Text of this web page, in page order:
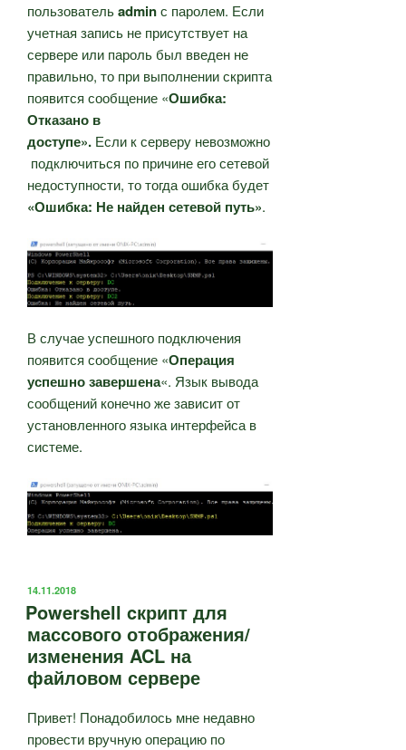
пользовательadminс паролем. Если
учетная запись не присутствует на
сервере или пароль был введен не
правильно, то при выполнении скрипта
появится сообщение «Ошибка:
Отказано в
доступе». Если к серверу невозможно
подключиться по причине его сетевой
недоступности, то тогда ошибка будет
«Ошибка: Не найден сетевой путь».
В случае успешного подключения
появится сообщение «Операция
успешно завершена«. Язык вывода
сообщений конечно же зависит от
установленного языка интерфейса в
системе.
ОПУБЛИКОВАНО
14.11.2018
Powershell cкрипт для
массового отображения/
изменения ACL на
файловом сервере
Привет! Понадобилось мне недавно
провести вручную операцию по